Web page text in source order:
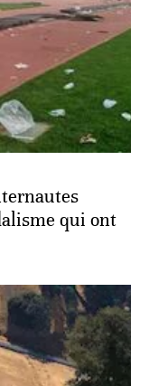
qui ont